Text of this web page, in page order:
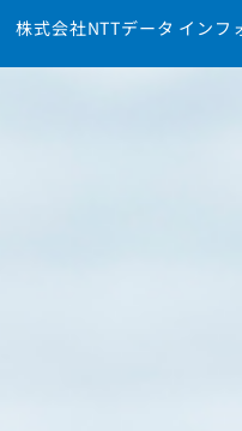
株式会社NTTデータ イン